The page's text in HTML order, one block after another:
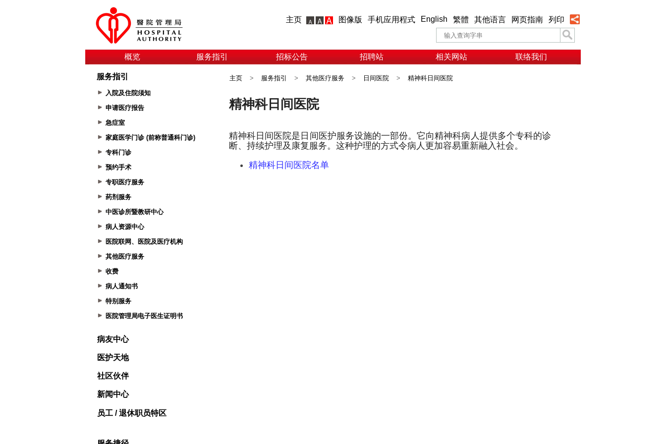
主页 图像版 手机应用程式 English 繁體 其他语言 网页指南 列印
概览 服务指引 招标公告 招聘站 相关网站 联络我们
服务指引
入院及住院须知
申请医疗报告
急症室
家庭医学门诊 (前称普通科门诊)
专科门诊
预约手术
专职医疗服务
药剂服务
中医诊所暨教研中心
病人资源中心
医院联网、医院及医疗机构
其他医疗服务
收费
病人通知书
特别服务
医院管理局电子医生证明书
病友中心
医护天地
社区伙伴
新闻中心
员工 / 退休职员特区
主页 > 服务指引 > 其他医疗服务 > 日间医院 > 精神科日间医院